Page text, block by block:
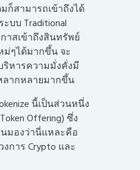
ก็สามารถเข้าถึงได้
บบ Traditional
าสเข้าถึงสินทรัพย์
ๆได้มากขึ้น จะ
หารความมั่งคั่งมี
ากหลายมากขึ้น
นี้เป็นส่วนหนึ่ง
Offering) ซึ่ง
มองว่านี่แหละคือ
การ Crypto และ